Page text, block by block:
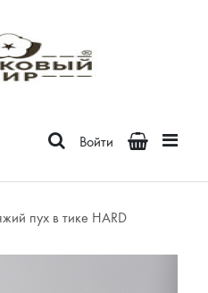
Войти
пух в тике HARD